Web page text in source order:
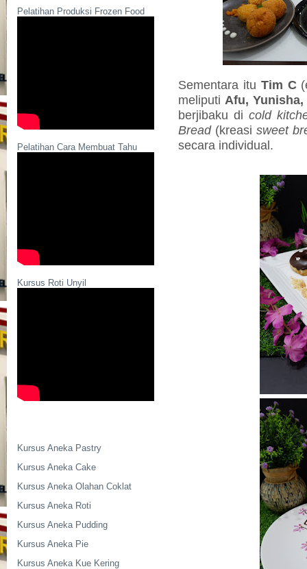
Pelatihan Produksi Frozen Food
Pelatihan Cara Membuat Tahu
Kursus Roti Unyil
Kursus Aneka Pastry
Kursus Aneka Cake
Kursus Aneka Olahan Coklat
Kursus Aneka Roti
Kursus Aneka Pudding
Kursus Aneka Pie
Kursus Aneka Kue Kering
Sementara itu Tim C
meliputi Afu,
berjibaku di cold
Bread(kreasisweet
secara individual.